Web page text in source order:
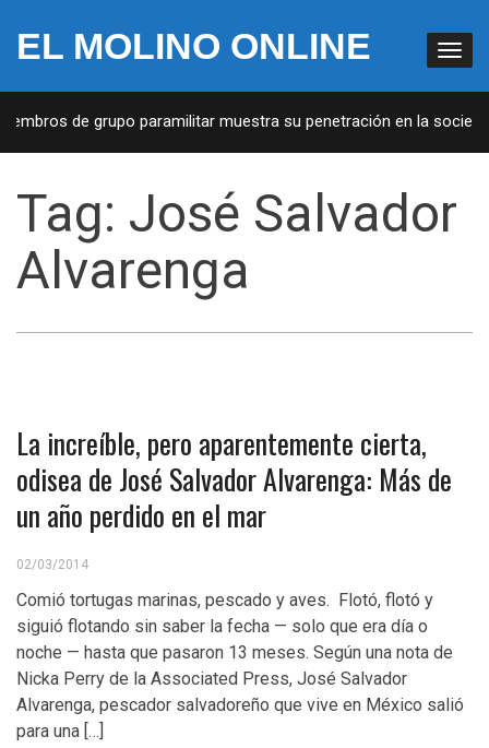
EL MOLINO ONLINE
de grupo paramilitar muestra su penetración en la sociedad
Tag: José Salvador
Alvarenga
La increíble, pero aparentemente cierta,
odisea de José Salvador Alvarenga: Más de
un año perdido en el mar
02/03/2014
Comió tortugas marinas, pescado y aves. Flotó, flotó y
siguió flotando sin saber la fecha — solo que era día o
noche — hasta que pasaron 13 meses. Según una nota de
Nicka Perry de la Associated Press, José Salvador
Alvarenga, pescador salvadoreño que vive en México salió
para una […]